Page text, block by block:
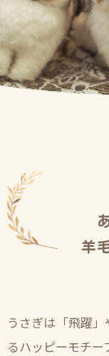
羊
うさぎは「飛躍
るハッピーモチー